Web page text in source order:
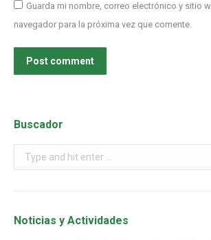
Guarda mi nombre, correo electrónico y sitio
navegador para la próxima vez que comente.
Post comment
Buscador
Noticias y Actividades